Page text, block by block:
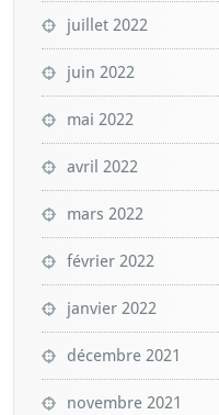
juillet 2022
juin 2022
mai 2022
avril 2022
mars 2022
février 2022
janvier 2022
décembre 2021
novembre 2021